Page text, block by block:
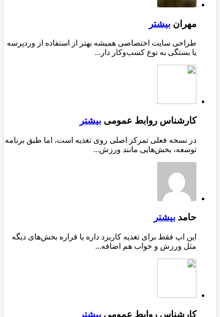
مهران بیشتر
طراحی سایت اختصاصی همیشه بهتر از استفاده از وردپرسه
یا بستگی به نوع کسب‌وکار دار...
کارشناس روابط عمومی بیشتر
در نسخه فعلی تمرکز اصلی روی تغذیه است، اما طبق برنامه
توسعه، بخش‌هایی مانند ورزش...
حامد بیشتر
این اپ فقط برای تغذیه کاربرد داره یا قراره بخش‌های دیگه
مثل ورزش و خواب هم اضافه...
کارشناس روابط عمومی بیشتر